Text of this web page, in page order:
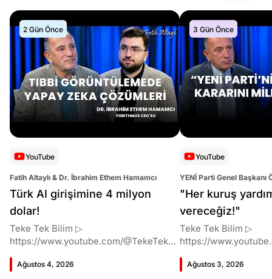
2 Gün Önce
YouTube
Fatih Altaylı & Dr. İbrahim Ethem Hamamcı
Türk AI girişimine 4 milyon
dolar!
Teke Tek Bilim ▷
https://www.youtube.com/@TekeTekBil
Hamamcı kimdir ve akademik
Ağustos 4, 2026
3 Gün Önce
YouTube
YENİ Parti Genel Başkanı
Altaylı
"Her kuruş
vereceğiz!"
Teke Tek Bilim ▷
https://
Butlan kararı kimin
Ağustos 3, 2026